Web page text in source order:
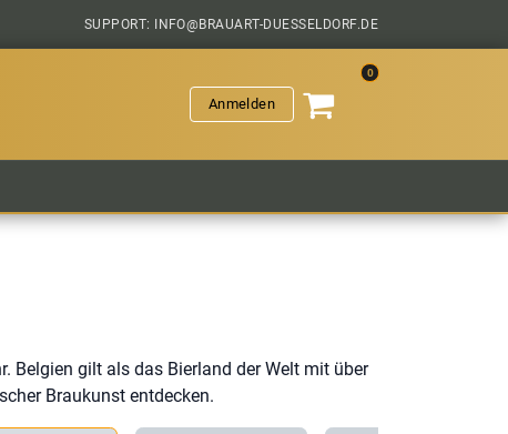
SUPPORT: INFO@BRAUART-DUESSELDORF.DE
Anmelden
0
Belgien gilt als das Bierland der Welt mit über
Braukunst entdecken.